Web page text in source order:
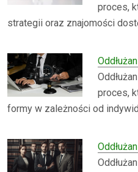
proces,
strategii oraz znajomości
proces,
formy w zależności od